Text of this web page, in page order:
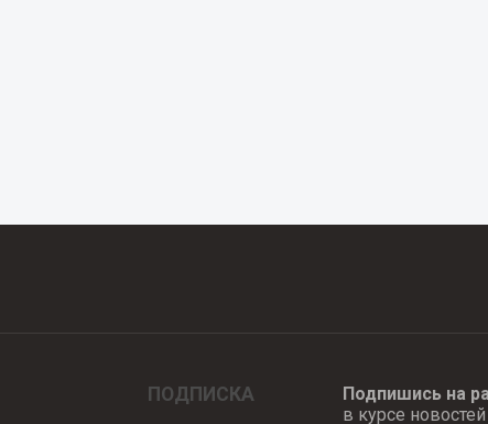
ПОДПИСКА Подпишись на
в курсе